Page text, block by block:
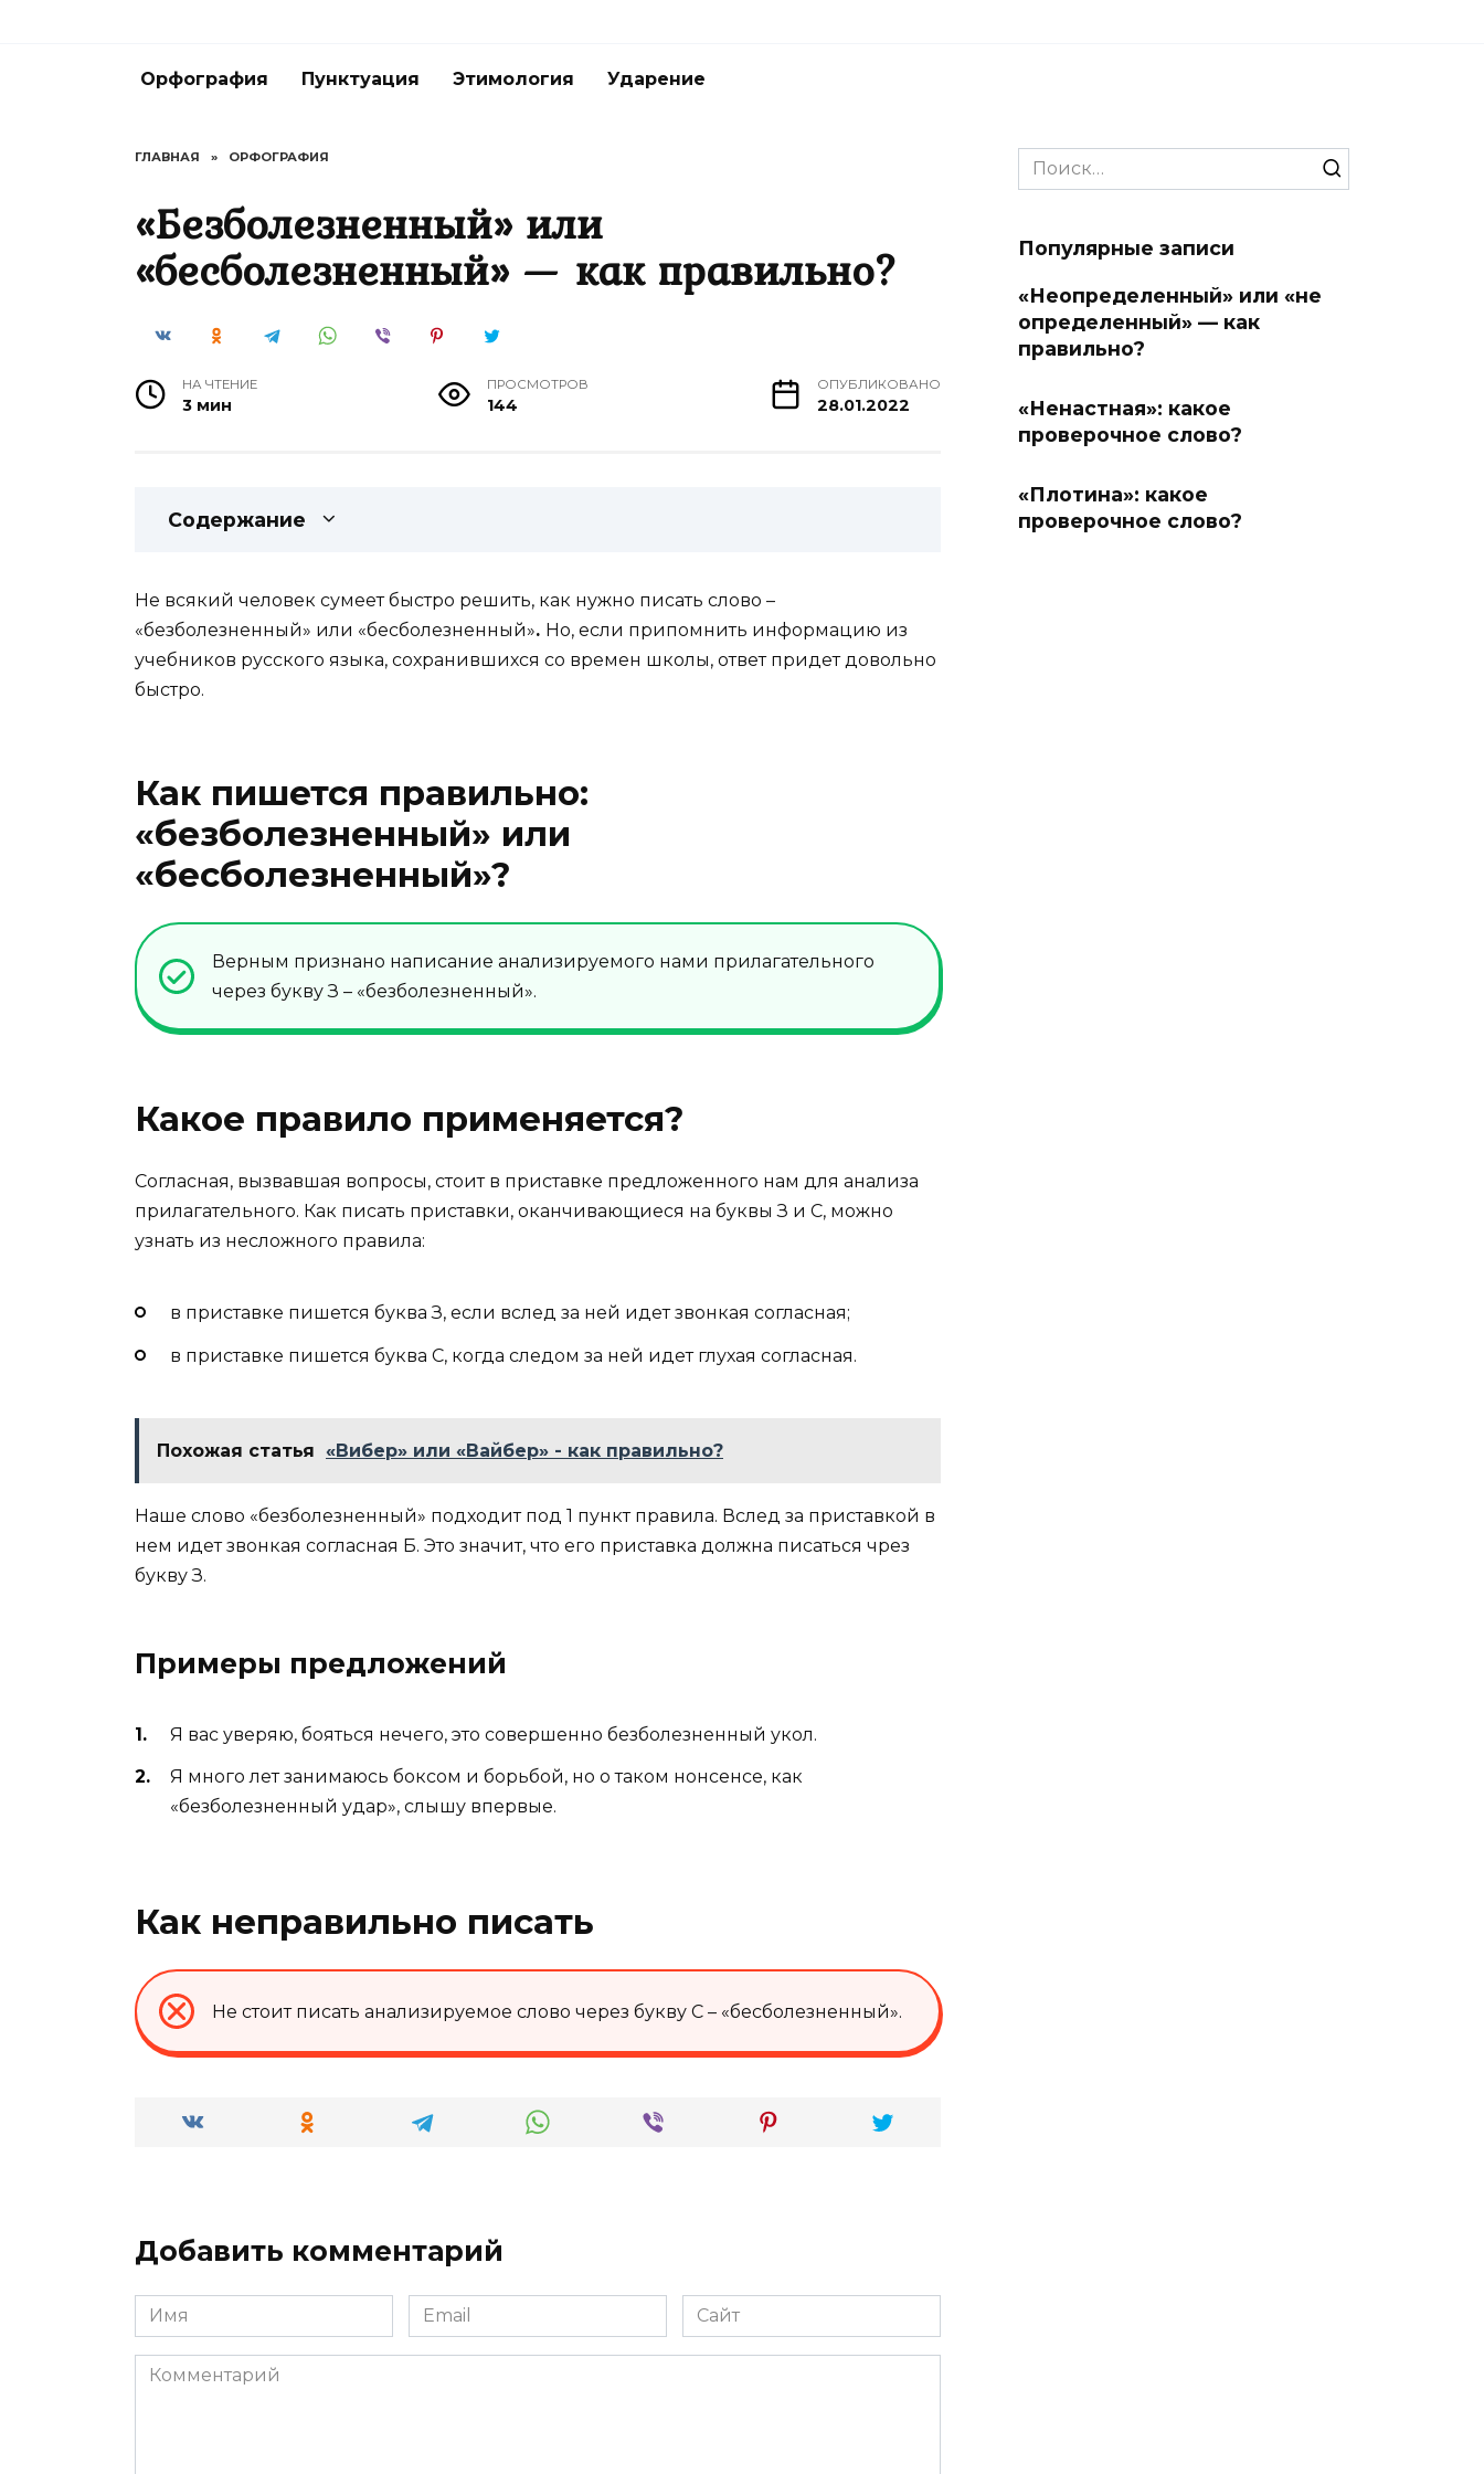
Орфография Пунктуация Этимология Ударение
ГЛАВНАЯ » ОРФОГРАФИЯ
«Безболезненный» или
«бесболезненный» — как правильно?
НА ЧТЕНИЕ
3 мин
ПРОСМОТРОВ
144
ОПУБЛИКОВАНО
28.01.2022
Содержание
Не всякий человек сумеет быстро решить, как нужно писать слово –
«безболезненный» или «бесболезненный». Но, если припомнить информацию из
учебников русского языка, сохранившихся со времен школы, ответ придет довольно
быстро.
Как пишется правильно:
«безболезненный» или
«бесболезненный»?
Верным признано написание анализируемого нами прилагательного
через букву З – «безболезненный».
Какое правило применяется?
Согласная, вызвавшая вопросы, стоит в приставке предложенного нам для анализа
прилагательного. Как писать приставки, оканчивающиеся на буквы З и С, можно
узнать из несложного правила:
в приставке пишется буква З, если вслед за ней идет звонкая согласная;
в приставке пишется буква С, когда следом за ней идет глухая согласная.
Похожая статья «Вибер» или «Вайбер» - как правильно?
Наше слово «безболезненный» подходит под 1 пункт правила. Вслед за приставкой в
нем идет звонкая согласная Б. Это значит, что его приставка должна писаться чрез
букву З.
Примеры предложений
Я вас уверяю, бояться нечего, это совершенно безболезненный укол.
Я много лет занимаюсь боксом и борьбой, но о таком нонсенсе, как
«безболезненный удар», слышу впервые.
Как неправильно писать
Не стоит писать анализируемое слово через букву С – «бесболезненный».
Добавить комментарий
Имя
*
Email
*
Сайт
Комментарий
Search
for:
Популярные записи
«Неопределенный» или «не
определенный» — как
правильно?
«Ненастная»: какое
проверочное слово?
«Плотина»: какое
проверочное слово?